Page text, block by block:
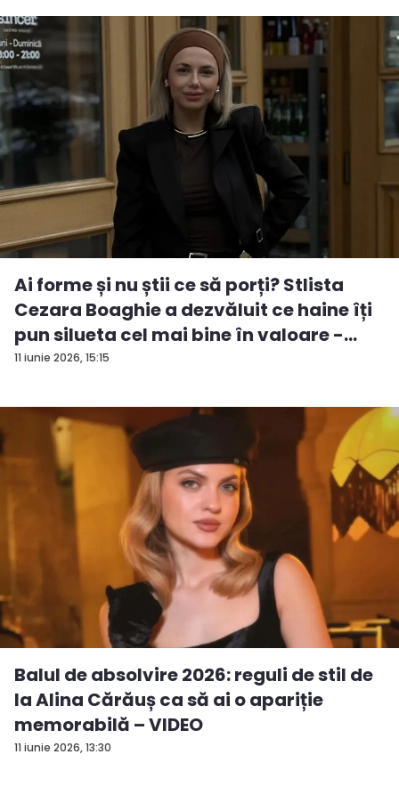
11 iunie 2026, 15:15
Ai forme și nu știi ce să porți? Stlista
Cezara Boaghie a dezvăluit ce haine îți
pun silueta cel mai bine în valoare -
VID...
11 iunie 2026, 13:30
Balul de absolvire 2026: reguli de stil de
la Alina Cărăuș ca să ai o apariție
memorabilă – VIDEO